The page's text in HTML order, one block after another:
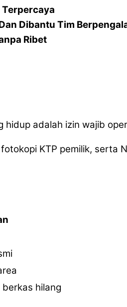
Terpercaya
Dibantu Tim
Ribet
hidup adalah izin wajib
KTP pemilik, serta
hilang